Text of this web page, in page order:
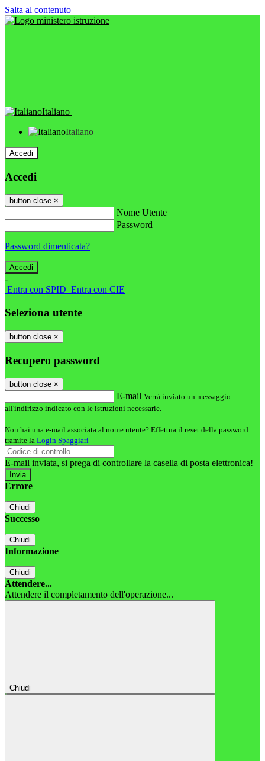
Salta al contenuto
Italiano
Italiano
Accedi
Accedi
button close ×
Nome Utente
Password
Password dimenticata?
-
Entra con SPID Entra con CIE
Seleziona utente
button close ×
Recupero password
button close ×
E-mail Verrà inviato un messaggio
all'indirizzo indicato con le istruzioni necessarie.
Non hai una e-mail associata al nome utente? Effettua il reset della password
tramite la Login Spaggiari
E-mail inviata, si prega di controllare la casella di posta elettronica!
Errore
Chiudi
Successo
Chiudi
Informazione
Chiudi
Attendere...
Attendere il completamento dell'operazione...
Chiudi